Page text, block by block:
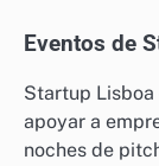
Eventos de
Startup Lisboa
apoyar a
noches de